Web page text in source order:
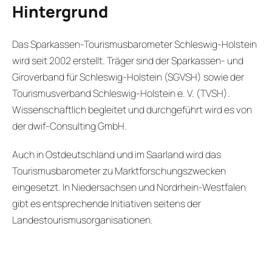
Hintergrund
Das Sparkassen-Tourismusbarometer Schleswig-Holstein
wird seit 2002 erstellt. Träger sind der Sparkassen- und
Giroverband für Schleswig-Holstein (SGVSH) sowie der
Tourismusverband Schleswig-Holstein e. V. (TVSH).
Wissenschaftlich begleitet und durchgeführt wird es von
der dwif-Consulting GmbH.
Auch in Ostdeutschland und im Saarland wird das
Tourismusbarometer zu Marktforschungszwecken
eingesetzt. In Niedersachsen und Nordrhein-Westfalen
gibt es entsprechende Initiativen seitens der
Landestourismusorganisationen.